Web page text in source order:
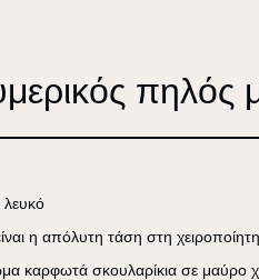
πηλός
η απόλυτη τάση στη
καρφωτά σκουλαρίκιασε μαύρο